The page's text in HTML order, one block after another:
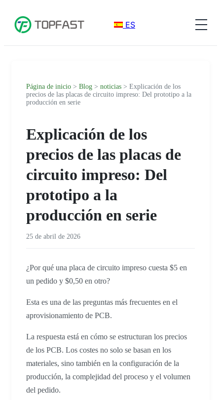
ES
Página de inicio > Blog > noticias > Explicación de los
precios de las placas de circuito impreso: Del prototipo a la
producción en serie
Explicación de los
precios de las placas de
circuito impreso: Del
prototipo a la
producción en serie
25 de abril de 2026
¿Por qué una placa de circuito impreso cuesta $5 en
un pedido y $0,50 en otro?
Esta es una de las preguntas más frecuentes en el
aprovisionamiento de PCB.
La respuesta está en cómo se estructuran los precios
de los PCB. Los costes no solo se basan en los
materiales, sino también en la configuración de la
producción, la complejidad del proceso y el volumen
del pedido.